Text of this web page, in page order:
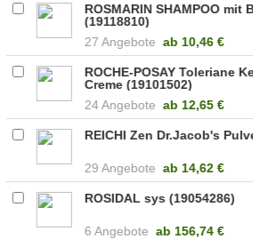
ROSMARIN SHAMPOO mit
(19118810)
27 Angebote ab 10,46 €
ROCHE-POSAY Toleriane
Creme (19101502)
24 Angebote ab 12,65 €
REICHI Zen Dr.Jacob's
29 Angebote ab 14,62 €
ROSIDAL sys (19054286)
6 Angebote ab 156,74 €